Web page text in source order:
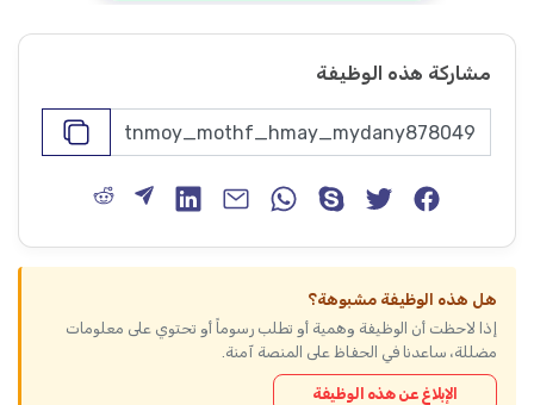
مشاركة هذه الوظيفة
هل هذه الوظيفة مشبوهة؟
إذا لاحظت أن الوظيفة وهمية أو تطلب رسوماً أو تحتوي على معلومات
مضللة، ساعدنا في الحفاظ على المنصة آمنة.
الإبلاغ عن هذه الوظيفة